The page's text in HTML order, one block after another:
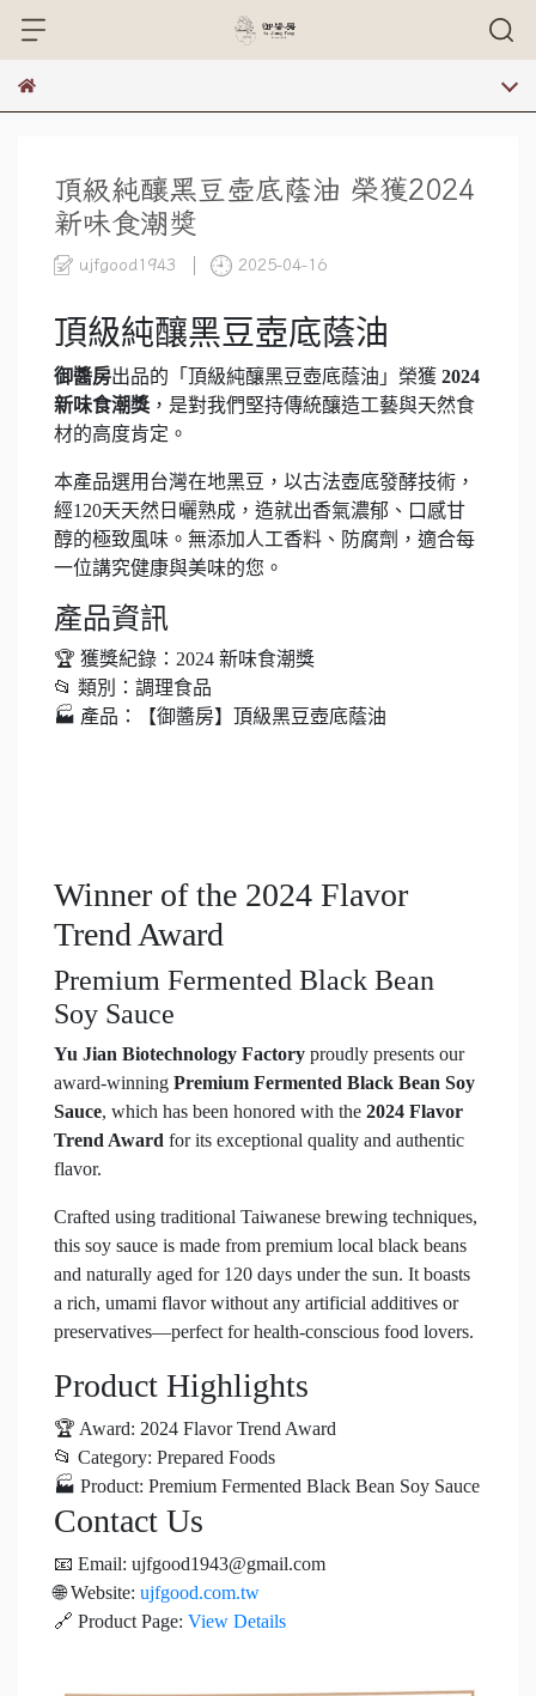
頂級純釀黑豆壺底蔭油 榮獲2024
新味食潮獎
ujfgood1943 2025-04-16
頂級純釀黑豆壺底蔭油
御醬房出品的「頂級純釀黑豆壺底蔭油」榮獲 2024
新味食潮獎 ，是對我們堅持傳統釀造工藝與天然食
材的高度肯定。
本產品選用台灣在地黑豆，以古法壺底發酵技術，
經120天天然日曬熟成，造就出香氣濃郁、口感甘
醇的極致風味。無添加人工香料、防腐劑，適合每
一位講究健康與美味的您。
產品資訊
🏆 獲獎紀錄：2024 新味食潮獎
📂 類別：調理食品
🏭 產品：【御醬房】頂級黑豆壺底蔭油
Winner of the 2024 Flavor
Trend Award
Premium Fermented Black Bean
Soy Sauce
Yu Jian Biotechnology Factory proudly presents our
award-winning Premium Fermented Black Bean Soy
Sauce, which has been honored with the 2024 Flavor
Trend Award for its exceptional quality and authentic
flavor.
Crafted using traditional Taiwanese brewing techniques,
this soy sauce is made from premium local black beans
and naturally aged for 120 days under the sun. It boasts
a rich, umami flavor without any artificial additives or
preservatives—perfect for health-conscious food lovers.
Product Highlights
🏆 Award: 2024 Flavor Trend Award
📂 Category: Prepared Foods
🏭 Product: Premium Fermented Black Bean Soy Sauce
Contact Us
📧 Email: ujfgood1943@gmail.com
🌐 Website: ujfgood.com.tw
🔗 Product Page: View Details